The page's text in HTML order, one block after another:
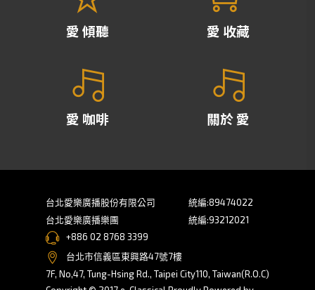
愛 傾聽 愛 收藏
愛 咖啡 關於 愛
台北愛樂廣播股份有限公司
統編:89474022
台北愛樂廣播樂團
統編:93212021
+886 02 8768 3399
台北市信義區東興路47號7樓
7F, No,47, Tung-Hsing Rd., Taipei City110, Taiwan(R.O.C)